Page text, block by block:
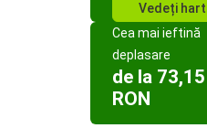
Vedeți
Cea mai ieftină
deplasare
de la 73,15
RON